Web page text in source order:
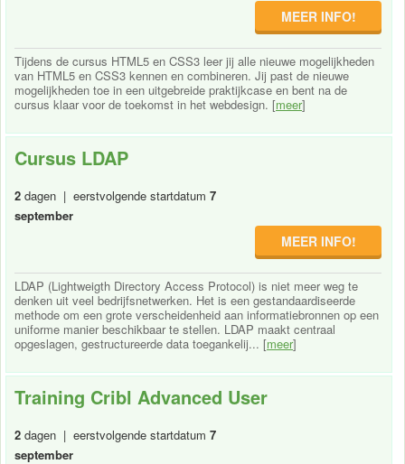
MEER INFO!
Tijdens de cursus HTML5 en CSS3 leer jij alle nieuwe mogelijkheden
van HTML5 en CSS3 kennen en combineren. Jij past de nieuwe
mogelijkheden toe in een uitgebreide praktijkcase en bent na de
cursus klaar voor de toekomst in het webdesign. [meer]
Cursus LDAP
2 dagen | eerstvolgende startdatum 7
september
MEER INFO!
LDAP (Lightweigth Directory Access Protocol) is niet meer weg te
denken uit veel bedrijfsnetwerken. Het is een gestandaardiseerde
methode om een grote verscheidenheid aan informatiebronnen op een
uniforme manier beschikbaar te stellen. LDAP maakt centraal
opgeslagen, gestructureerde data toegankelij... [meer]
Training Cribl Advanced User
2 dagen | eerstvolgende startdatum 7
september